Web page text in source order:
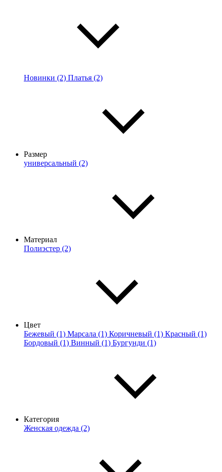
Новинки (2) Платья (2)
Размер
универсальный (2)
Материал
Полиэстер (2)
Цвет
Бежевый (1) Марсала (1) Коричневый (1) Красный (1)
Бордовый (1) Винный (1) Бургунди (1)
Категория
Женская одежда (2)